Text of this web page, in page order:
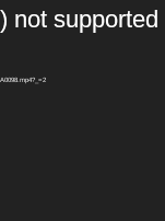
not